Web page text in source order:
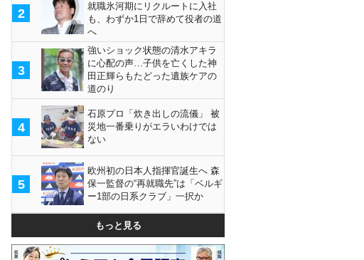
2
就職氷河期にリクルートに入社
も、わずか1日で辞めて役者の道
へ
3
強いショック状態の清水アキラ
に心配の声…子供を亡くした神
田正輝らもたどった遺族ケアの
道のり
4
石原プロ「炊き出しの流儀」 被
災地一番乗りがエラいわけでは
ない
5
欧州初の日本人指揮官誕生へ 森
保一監督の“再就職先”は「ベルギ
ー1部の日系クラブ」一択か
もっと見る